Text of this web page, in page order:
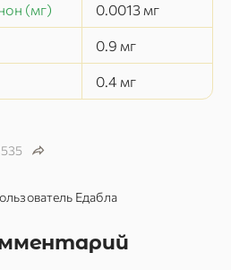
(мг) 0.0013 мг
0.9 мг
0.4 мг
535
Едабла